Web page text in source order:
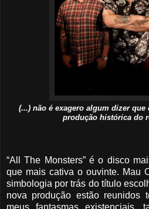
(...) não é exagero algum dizer que
produção histórica do
“All The Monsters” é o disco
que mais cativa o ouvinte. Mau
simbologia por trás do título
nova produção estão reunidos